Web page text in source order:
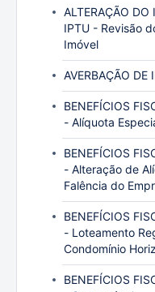
ALTERAÇÃO DO
IPTU - Revisão
Imóvel
AVERBAÇÃO DE
BENEFÍCIOS
- Alíquota
BENEFÍCIOS
- Alteração de
Falência do
BENEFÍCIOS
- Loteamento
Condomínio
BENEFÍCIOS